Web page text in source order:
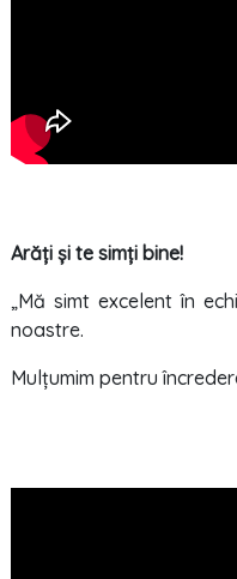
Arăți și te simți bine!
„Mă simt excelent în
noastre.
Mulțumim pentru